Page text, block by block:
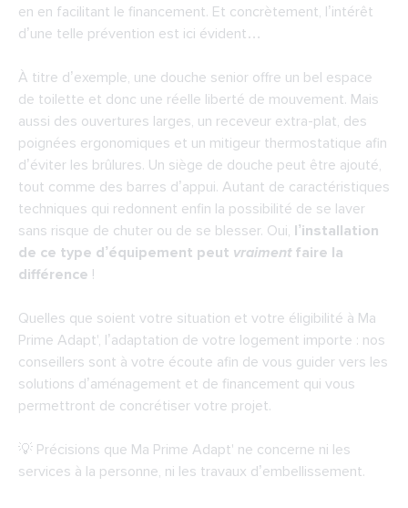
en en facilitant le financement. Et concrètement, l’intérêt
d’une telle prévention est ici évident…
À titre d’exemple, une douche senior offre un bel espace
de toilette et donc une réelle liberté de mouvement. Mais
aussi des ouvertures larges, un receveur extra-plat, des
poignées ergonomiques et un mitigeur thermostatique afin
d’éviter les brûlures. Un siège de douche peut être ajouté,
tout comme des barres d’appui. Autant de caractéristiques
techniques qui redonnent enfin la possibilité de se laver
sans risque de chuter ou de se blesser. Oui, l’installation
de ce type d’équipement peut vraiment faire la
différence !
Quelles que soient votre situation et votre éligibilité à Ma
Prime Adapt', l’adaptation de votre logement importe : nos
conseillers sont à votre écoute afin de vous guider vers les
solutions d’aménagement et de financement qui vous
permettront de concrétiser votre projet.
💡 Précisions que Ma Prime Adapt' ne concerne ni les
services à la personne, ni les travaux d’embellissement.